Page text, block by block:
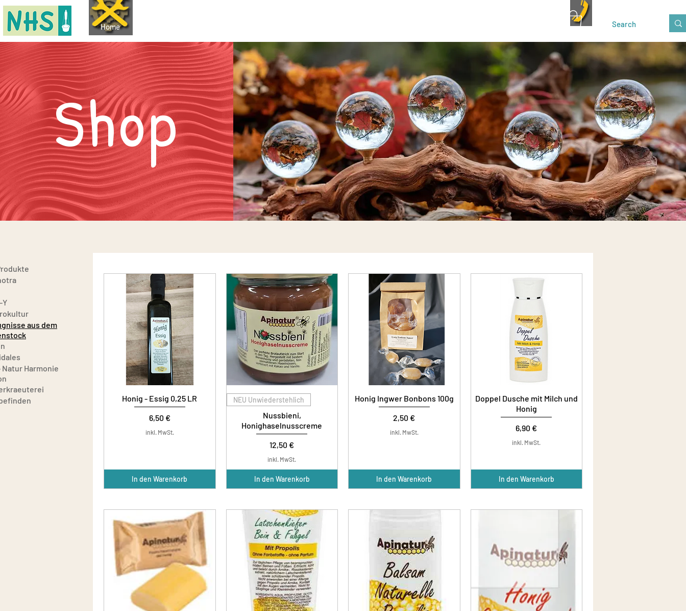
Home
Shop
Y
aus dem
Natur Harmonie
Honig - Essig 0,25 LR
Preis
6,50 €
inkl. MwSt.
In den Warenkorb
NEU Unwiederstehlich
Nussbieni,
Honighaselnusscreme
Preis
12,50 €
inkl. MwSt.
In den Warenkorb
Honig Ingwer Bonbons 100g
Preis
2,50 €
inkl. MwSt.
In den Warenkorb
Doppel Dusche mit Milch und
Honig
Preis
6,90 €
inkl. MwSt.
In den Warenkorb